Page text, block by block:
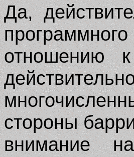
Да,
отношению
стороны
внимание